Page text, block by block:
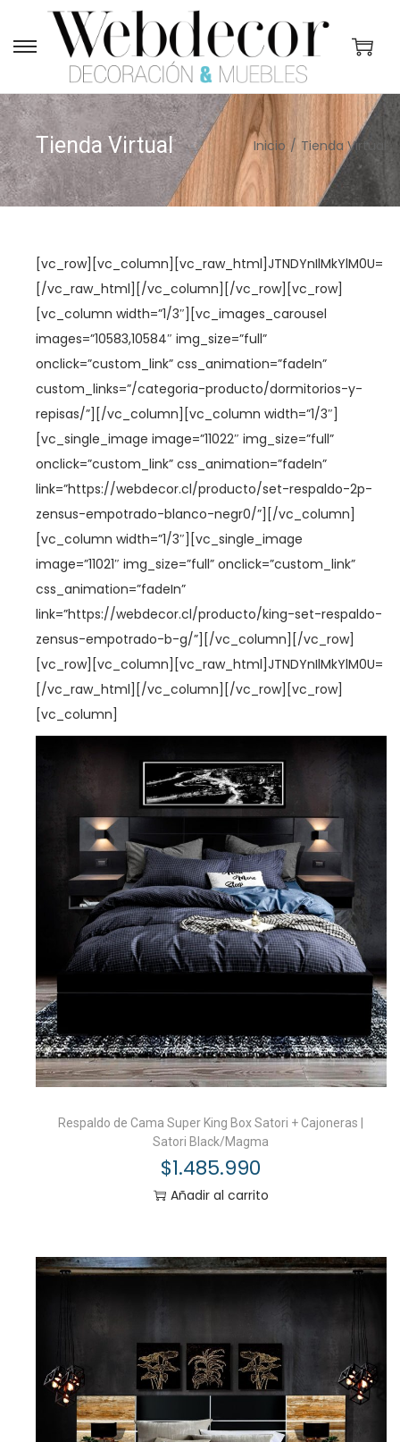
S
a
l
t
a
r
a
a
n
a
v
e
g
a
c
ó
n
S
a
l
t
a
r
a
c
o
n
t
e
n
i
d
o
Tienda Virtual Inicio / Tienda Virtual
[vc_row][vc_column][vc_raw_html]JTNDYnIlMkYlM0U=
[/vc_raw_html][/vc_column][/vc_row][vc_row]
[vc_column width=”1/3″][vc_images_carousel
images=”10583,10584″ img_size=”full”
onclick=”custom_link” css_animation=”fadeIn”
custom_links=”/categoria-producto/dormitorios-y-
repisas/”][/vc_column][vc_column width=”1/3″]
[vc_single_image image=”11022″ img_size=”full”
onclick=”custom_link” css_animation=”fadeIn”
link=”https://webdecor.cl/producto/set-respaldo-2p-
zensus-empotrado-blanco-negr0/”][/vc_column]
[vc_column width=”1/3″][vc_single_image
image=”11021″ img_size=”full” onclick=”custom_link”
css_animation=”fadeIn”
link=”https://webdecor.cl/producto/king-set-respaldo-
zensus-empotrado-b-g/”][/vc_column][/vc_row]
[vc_row][vc_column][vc_raw_html]JTNDYnIlMkYlM0U=
[/vc_raw_html][/vc_column][/vc_row][vc_row]
[vc_column]
Respaldo de Cama Super King Box Satori + Cajoneras |
Satori Black/Magma
$1.485.990
Añadir al carrito